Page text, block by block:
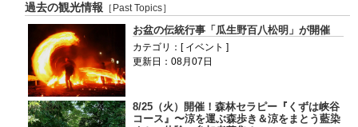
過去の観光情報 ［Past Topics］
お盆の伝統行事「瓜生野百八松明」が開催
カテゴリ：[ イベント ]
更新日：08月07日
8/25（火）開催！森林セラピー『くずは峡谷
コース』〜涼を運ぶ森歩き＆涼をまとう藍染